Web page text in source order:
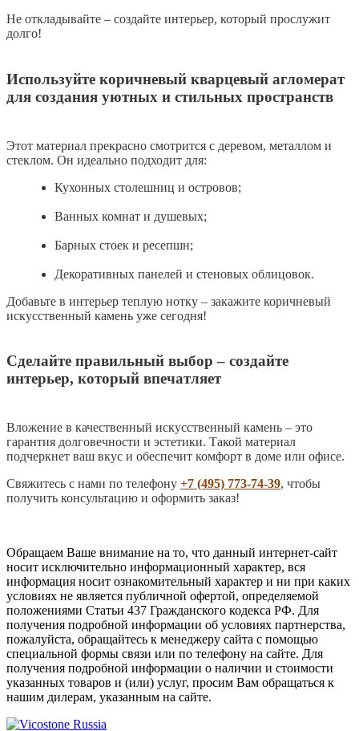
Не откладывайте – создайте интерьер, который прослужит
долго!
Используйте коричневый кварцевый агломерат
для создания уютных и стильных пространств
Этот материал прекрасно смотрится с деревом, металлом и
стеклом. Он идеально подходит для:
Кухонных столешниц и островов;
Ванных комнат и душевых;
Барных стоек и ресепшн;
Декоративных панелей и стеновых облицовок.
Добавьте в интерьер теплую нотку – закажите коричневый
искусственный камень уже сегодня!
Сделайте правильный выбор – создайте
интерьер, который впечатляет
Вложение в качественный искусственный камень – это
гарантия долговечности и эстетики. Такой материал
подчеркнет ваш вкус и обеспечит комфорт в доме или офисе.
Свяжитесь с нами по телефону +7 (495) 773-74-39, чтобы
получить консультацию и оформить заказ!
Обращаем Ваше внимание на то, что данный интернет-сайт
носит исключительно информационный характер, вся
информация носит ознакомительный характер и ни при каких
условиях не является публичной офертой, определяемой
положениями Статьи 437 Гражданского кодекса РФ. Для
получения подробной информации об условиях партнерства,
пожалуйста, обращайтесь к менеджеру сайта с помощью
специальной формы связи или по телефону на сайте. Для
получения подробной информации о наличии и стоимости
указанных товаров и (или) услуг, просим Вам обращаться к
нашим дилерам, указанным на сайте.